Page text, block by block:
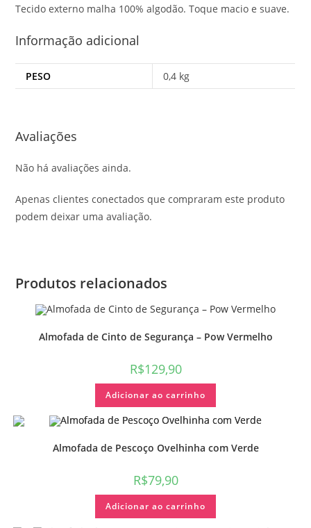
Tecido externo malha 100% algodão. Toque macio e suave.
Informação adicional
PESO 0,4 kg
Avaliações
Não há avaliações ainda.
Apenas clientes conectados que compraram este produto
podem deixar uma avaliação.
Produtos relacionados
Almofada de Cinto de Segurança – Pow Vermelho
R$129,90
Adicionar ao carrinho
Almofada de Pescoço Ovelhinha com Verde
R$79,90
Adicionar ao carrinho